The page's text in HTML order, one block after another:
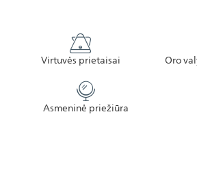
Virtuvės prietaisai Oro
Asmeninė priežiūra